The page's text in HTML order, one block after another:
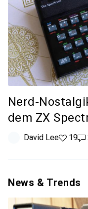
Nerd-
dem ZX
David Lee19 Likes
192
News & Trends